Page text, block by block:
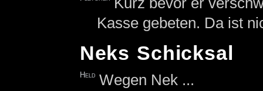
Kasse gebeten. Da ist
Neks Schicksal
Held Wegen Nek ...